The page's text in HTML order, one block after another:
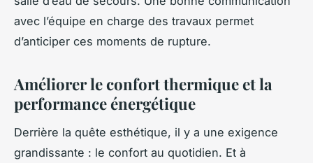
avec l’équipe en charge des travaux permet
d’anticiper ces moments de rupture.
Améliorer le confort thermique et la
performance énergétique
Derrière la quête esthétique, il y a une exigence
grandissante : le confort au quotidien. Et à